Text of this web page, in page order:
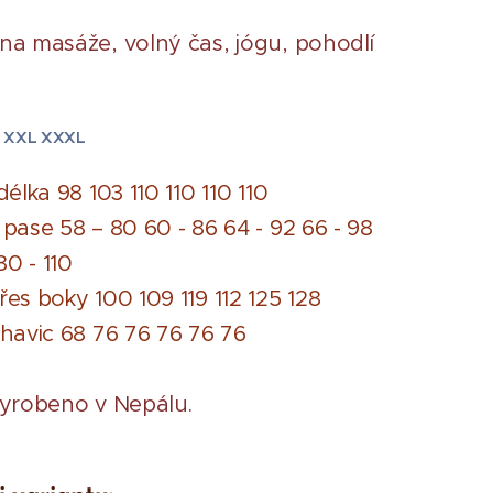
masáže, volný čas, jógu, pohodlí
XXL XXXL
98 103 110 110 110 110
58 – 80 60 - 86 64 - 92 66 - 98
- 110
boky 100 109 119 112 125 128
68 76 76 76 76 76
v Nepálu.